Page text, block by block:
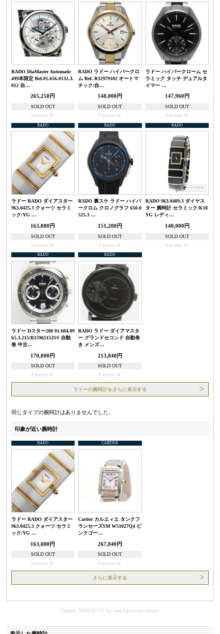
RADO DiaMaster Automatic
499本限定 Ref.01.656.0132.3.
012 自…
265,258円
SOLD OUT
Favorite
RADO ラドー ハイパークロ
ム Ref. R32979102 オートマ
チック/自…
148,000円
SOLD OUT
Favorite
ラドー ハイパークローム セ
ラミック タッチ デュアルタ
イマー …
147,960円
SOLD OUT
Favorite
RADO
ラドー RADO ダイアスター
963.0425.3 クォーツ セラミ
ック/YG …
163,080円
SOLD OUT
Favorite
RADO
RADO 裏スケ ラドー ハイパ
ークロム クロノグラフ 650.0
525.3 …
151,200円
SOLD OUT
Favorite
RADO
RADO 963.0409.3 ダイヤス
ター 腕時計 セラミック/K18
YG レディ…
140,000円
SOLD OUT
Favorite
RADO
ラドー Dスター200 01.604.09
65.3.215/R15965152SS 自動
巻 中古…
170,000円
SOLD OUT
Favorite
RADO
RADO ラドー ダイアマスタ
ー グランドセコンド 自動巻
き メンズ…
213,840円
SOLD OUT
Favorite
ラドーの腕時計をさらに表示する
同じタイプの腕時計はありませんでした。
印象が近い腕時計
RADO
ラドー RADO ダイアスター
963.0425.3 クォーツ セラミ
ック/YG …
163,080円
SOLD OUT
Favorite
CARTIER
Cartier カルエィエ タンクフ
ランセーズSM W51027Q4 ピ
ンクゴー…
267,840円
SOLD OUT
Favorite
さらに表示する
Update 2018/02/15 bywatchjournal-admin